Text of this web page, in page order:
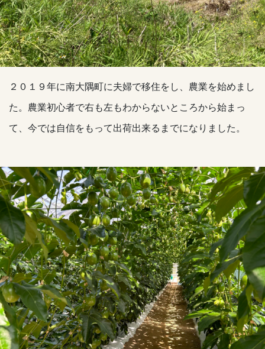
２０１９年に南大隅町に夫婦で移住をし、農業を始めまし
た。農業初心者で右も左もわからないところから始まっ
て、今では自信をもって出荷出来るまでになりました。